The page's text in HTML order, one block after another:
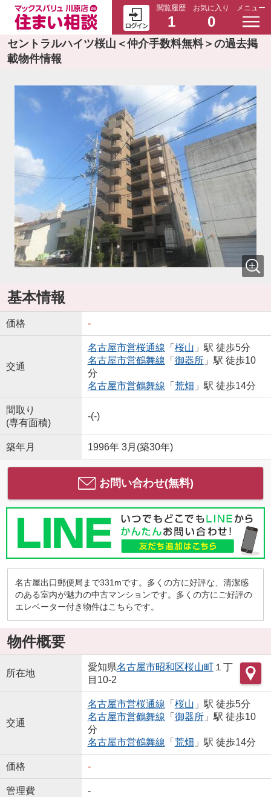
閲覧履歴
1
お気に入り
0
メニュー
セントラルハイツ桜山＜仲介手数料無料＞の過去掲
載物件情報
基本情報
価格 -
交通
名古屋市営桜通線 「 桜山 」駅 徒歩5分
名古屋市営鶴舞線 「 御器所」駅 徒歩10
分
名古屋市営鶴舞線 「 荒畑 」駅 徒歩14分
間取り
(専有面積)
-(-)
築年月 1996年 3月(築30年)
お問い合わせ(無料)
名古屋出口郵便局まで331mです。多くの方に好評な、清潔感
のある室内が魅力の中古マンションです。多くの方にご好評の
エレベーター付き物件はこちらです。
物件概要
所在地
愛知県名古屋市昭和区桜山町１丁
目10-2
交通
名古屋市営桜通線 「 桜山 」駅 徒歩5分
名古屋市営鶴舞線 「 御器所」駅 徒歩10
分
名古屋市営鶴舞線 「 荒畑 」駅 徒歩14分
価格 -
管理費 -